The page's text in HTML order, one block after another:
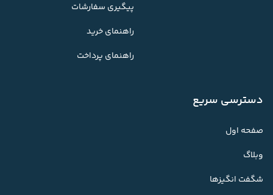
پیگیری سفارشات
راهنمای خرید
راهنمای پرداخت
دسترسی سریع
صفحه اول
وبلاگ
شگفت انگیزها